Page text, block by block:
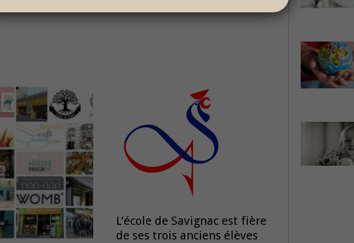
L’école de Savignac est fière
de ses trois anciens élèves